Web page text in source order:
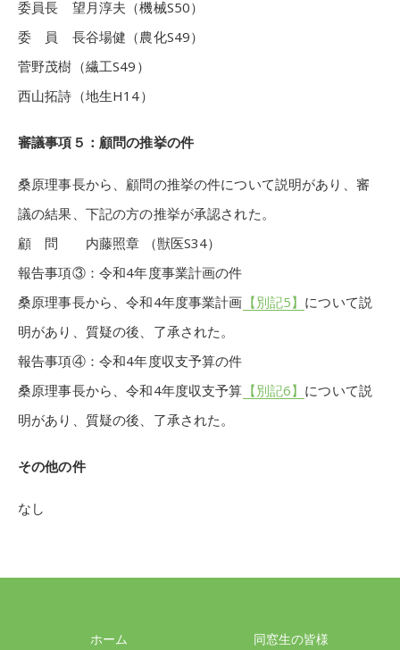
委員長 望月淳夫（機械S50）
委 員 長谷場健（農化S49）
菅野茂樹（繊工S49）
西山拓詩（地生H14）
審議事項５：顧問の推挙の件
桑原理事長から、顧問の推挙の件について説明があり、審
議の結果、下記の方の推挙が承認された。
顧 問 内藤照章 （獣医S34）
報告事項③：令和4年度事業計画の件
桑原理事長から、令和4年度事業計画 【別記5】 について説
明があり、質疑の後、了承された。
報告事項④：令和4年度収支予算の件
桑原理事長から、令和4年度収支予算 【別記6】 について説
明があり、質疑の後、了承された。
その他の件
なし
ホーム
同窓生の皆様